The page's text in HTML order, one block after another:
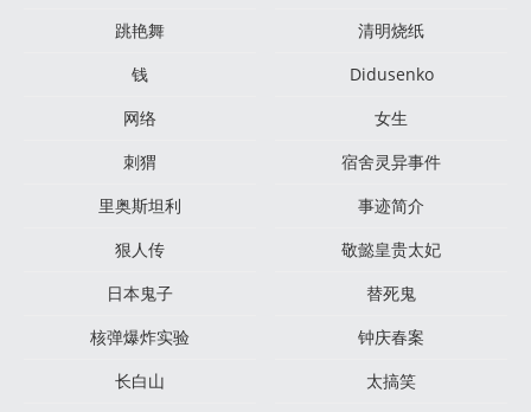
跳艳舞
清明烧纸
钱
Didusenko
网络
女生
刺猬
宿舍灵异事件
里奥斯坦利
事迹简介
狠人传
敬懿皇贵太妃
日本鬼子
替死鬼
核弹爆炸实验
钟庆春案
长白山
太搞笑